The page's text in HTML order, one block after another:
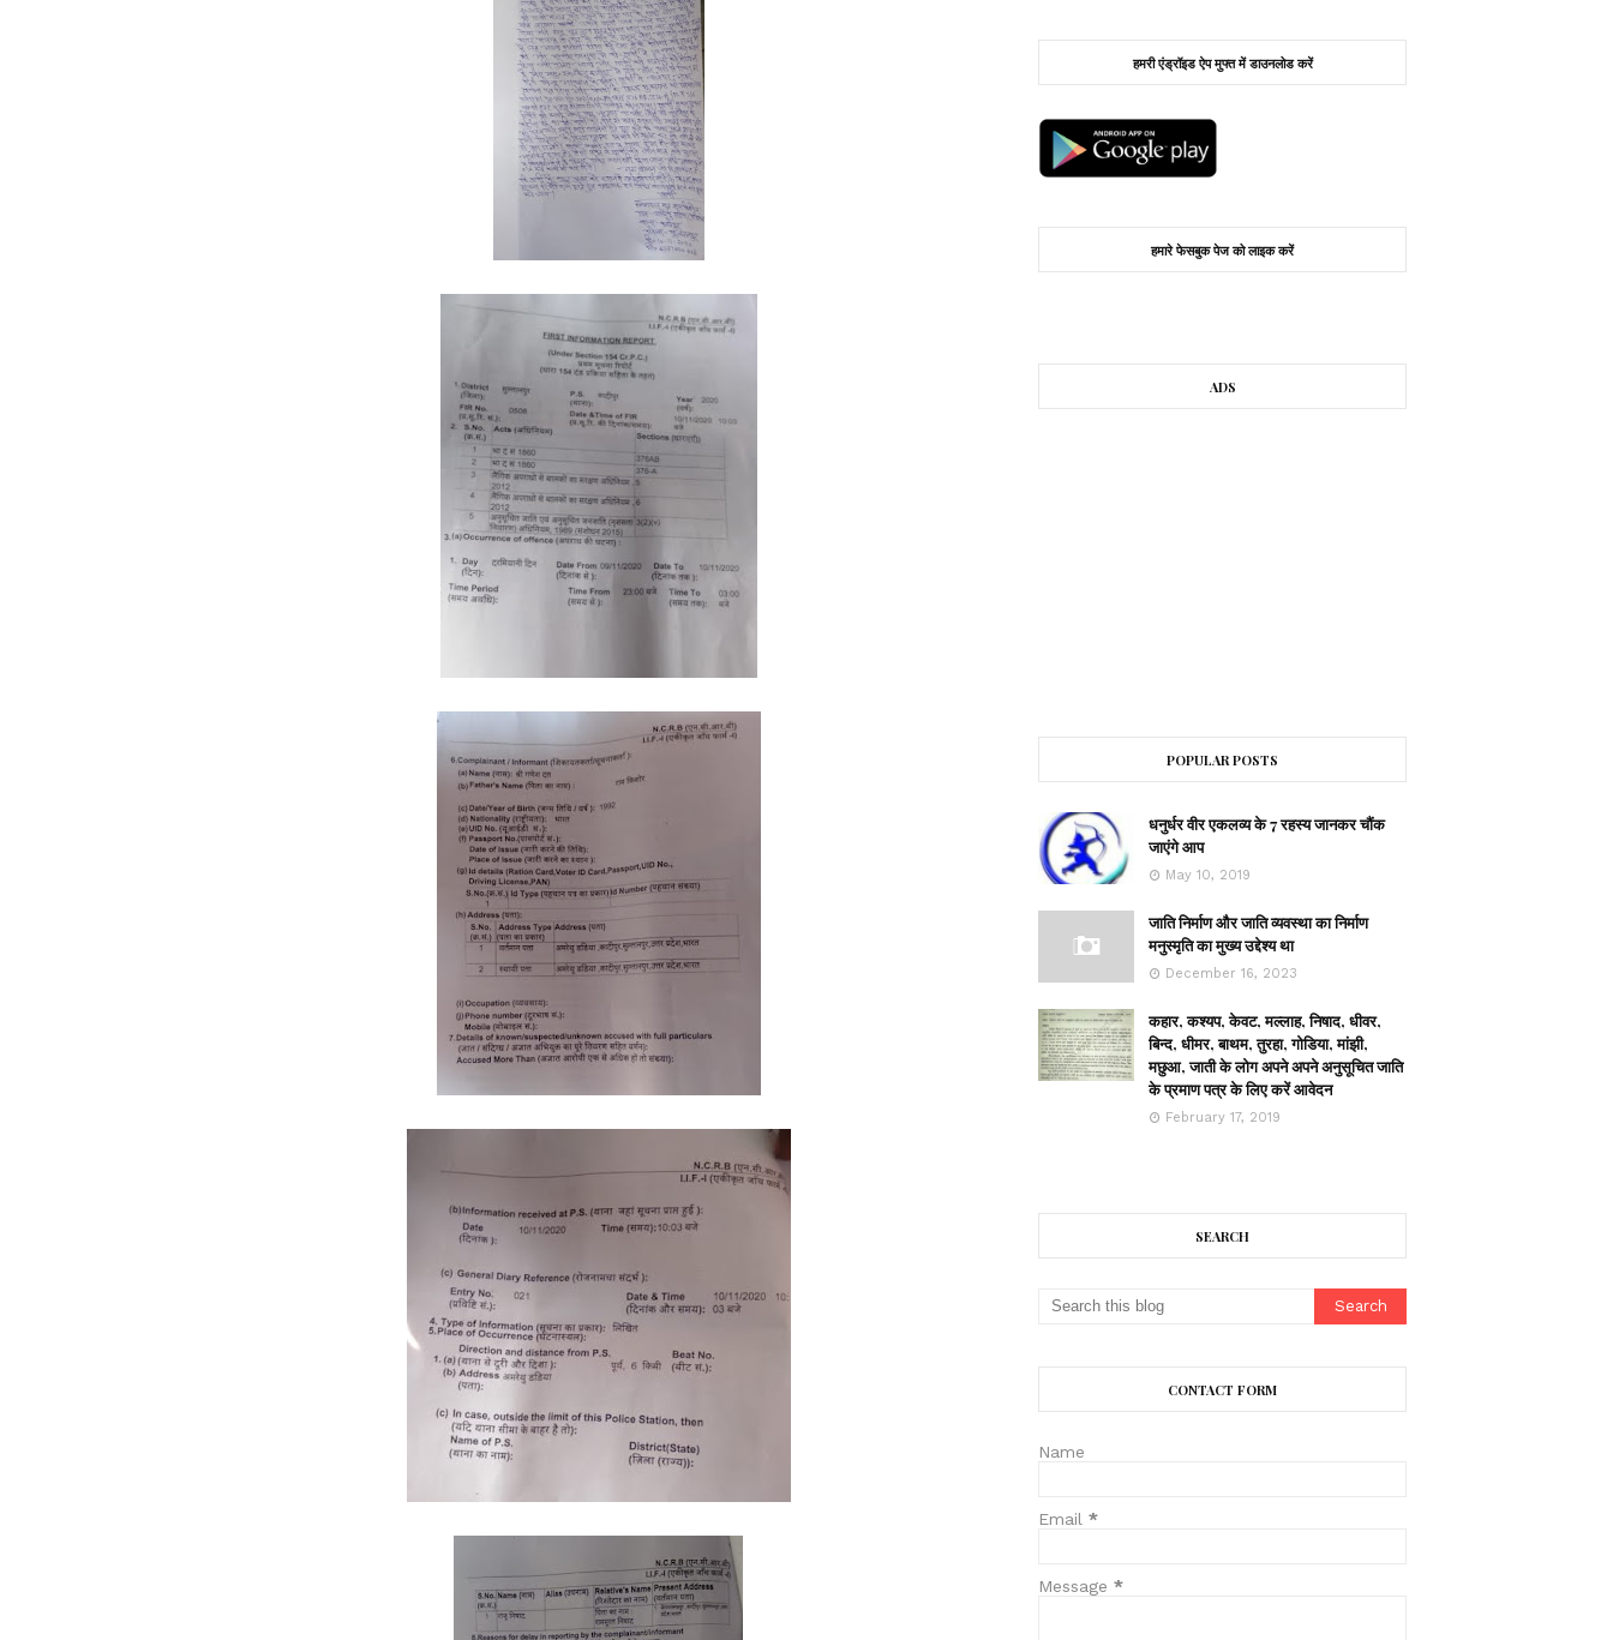
हमरी एंड्रॉइड ऐप मुफ्त में डाउनलोड करें
हमारे फेसबुक पेज को लाइक करें
ADS
POPULAR POSTS
धनुर्धर वीर एकलव्य के 7 रहस्य जानकर चौंक
जाएंगे आप
May 10, 2019
जाति निर्माण और जाति व्यवस्था का निर्माण
मनुस्मृति का मुख्य उद्देश्य था
December 16, 2023
कहार, कश्यप, केवट, मल्लाह, निषाद, धीवर,
बिन्द, धीमर, बाथम, तुरहा, गोडिया, मांझी,
मछुआ, जाती के लोग अपने अपने अनुसूचित जाति
के प्रमाण पत्र के लिए करें आवेदन
February 17, 2019
SEARCH
CONTACT FORM
Name
Email*
Message*